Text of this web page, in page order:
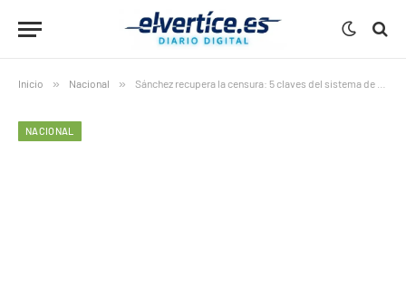
Inicio » Nacional » Sánchez recupera la censura: 5 claves del sistema de rastreo digital anunciado en Dubái
NACIONAL